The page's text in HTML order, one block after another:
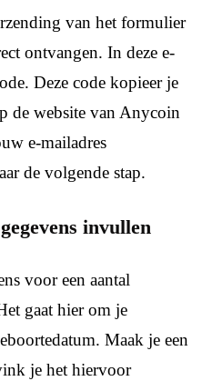
van het formulier
ontvangen. In deze e-
Deze code kopieer je
de website van Anycoin
e-mailadres
de volgende stap.
invullen
voor een aantal
gaat hier om je
Maak je een
je het hiervoor